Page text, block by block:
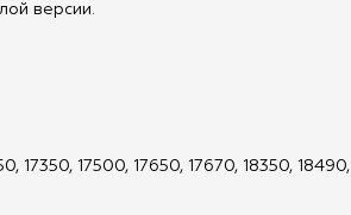
версии.
17350, 17500, 17650, 17670, 18350, 18490,